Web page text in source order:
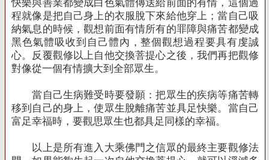
快樂與善業都變成白色氣體傳送給前面的有情，這個過
程就像是把自己身上的衣服脫下來給他穿上；當自己吸
納氣息的時候，觀想前面有情所有的罪障與痛苦都變成
黑色氣體吸收到自己體內，整個觀想過程要具有虔誠
心。反覆觀修以上自他交換菩提心之後，我們再把觀修
對像從一個有情擴大到全部眾生。
當自己生病難受時要發願：把眾生的疾病等痛苦轉
移到自己的身上，使眾生脫離痛苦並具足快樂。當自己
富足幸福時，要觀思眾生也都具足同樣的幸福。
以上是所有進入大乘佛門之信眾的最終主要觀修法